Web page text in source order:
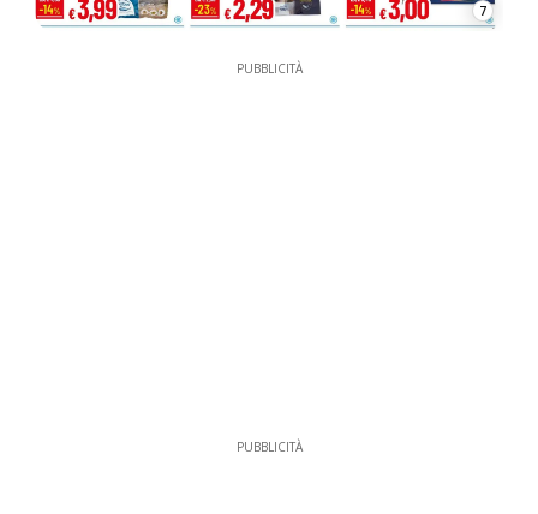
7
PUBBLICITÀ
PUBBLICITÀ